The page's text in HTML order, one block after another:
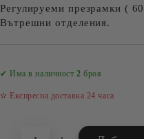
Регулируеми презрамки (
Вътрешни отделения.
✔ Има в наличност2 броя
✫ Експресна доставка 24 часа